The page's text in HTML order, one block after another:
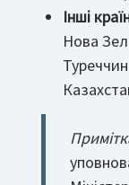
Інші
Нова